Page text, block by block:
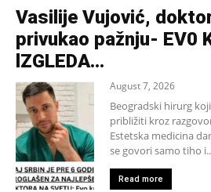
Vasilije Vujović,
privukao pažnju- EV0
lZGLEDA…
August 7, 2026
Beogradski hirurg
približiti kroz
Estetska medicina
se govori samo tiho
Read more